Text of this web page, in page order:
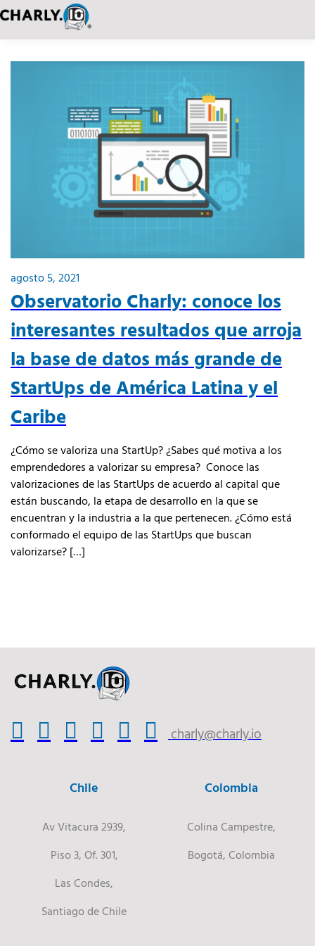
agosto 5, 2021
Observatorio Charly: conoce los
interesantes resultados que arroja
la base de datos más grande de
StartUps de América Latina y el
Caribe
¿Cómo se valoriza una StartUp? ¿Sabes qué motiva a los
emprendedores a valorizar su empresa? Conoce las
valorizaciones de las StartUps de acuerdo al capital que
están buscando, la etapa de desarrollo en la que se
encuentran y la industria a la que pertenecen. ¿Cómo está
conformado el equipo de las StartUps que buscan
valorizarse? […]
charly@charly.io
Chile
Av Vitacura 2939,
Piso 3, Of. 301,
Las Condes,
Santiago de Chile
Colombia
Colina Campestre,
Bogotá, Colombia